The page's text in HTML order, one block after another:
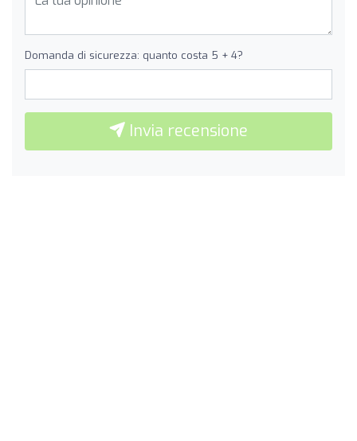
Domanda di sicurezza: quanto costa 5 + 4?
Invia recensione